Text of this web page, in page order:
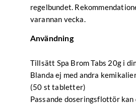
regelbundet.
varannan vecka.
Användning
Tillsätt Spa Brom Tabs 20g i
Blanda ej med andra
(50 st tabletter)
Passande doseringsflottör kan